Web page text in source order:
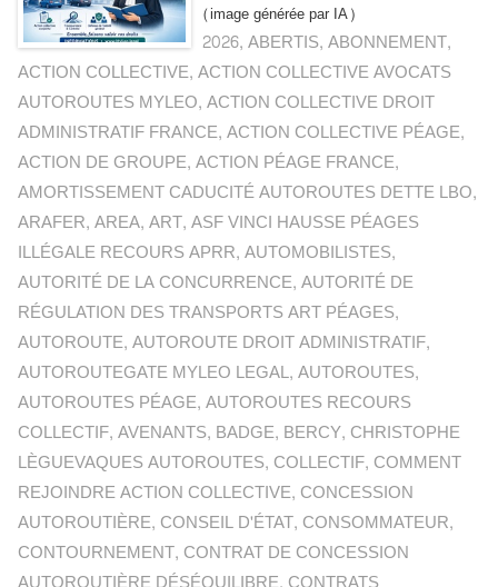
(image générée par IA)
2026,ABERTIS,ABONNEMENT,
ACTION COLLECTIVE,ACTION COLLECTIVE AVOCATS
AUTOROUTES MYLEO,ACTION COLLECTIVE DROIT
ADMINISTRATIF FRANCE,ACTION COLLECTIVE PÉAGE,
ACTION DE GROUPE,ACTION PÉAGE FRANCE,
AMORTISSEMENT CADUCITÉ AUTOROUTES DETTE LBO,
ARAFER,AREA,ART,ASF VINCI HAUSSE PÉAGES
ILLÉGALE RECOURS APRR,AUTOMOBILISTES,
AUTORITÉ DE LA CONCURRENCE,AUTORITÉ DE
RÉGULATION DES TRANSPORTS ART PÉAGES,
AUTOROUTE,AUTOROUTE DROIT ADMINISTRATIF,
AUTOROUTEGATE MYLEO LEGAL,AUTOROUTES,
AUTOROUTES PÉAGE,AUTOROUTES RECOURS
COLLECTIF,AVENANTS, BADGE, BERCY, CHRISTOPHE
LÈGUEVAQUES AUTOROUTES, COLLECTIF, COMMENT
REJOINDRE ACTION COLLECTIVE, CONCESSION
AUTOROUTIÈRE, CONSEIL D'ÉTAT, CONSOMMATEUR,
CONTOURNEMENT, CONTRAT DE CONCESSION